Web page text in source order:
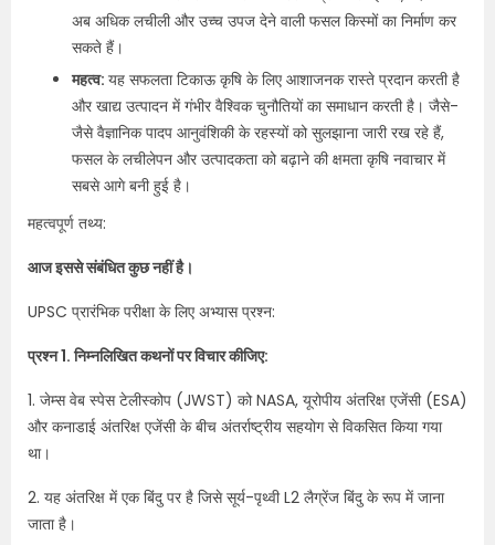
अब अधिक लचीली और उच्च उपज देने वाली फसल किस्मों का निर्माण कर
सकते हैं।
महत्व: यह सफलता टिकाऊ कृषि के लिए आशाजनक रास्ते प्रदान करती है
और खाद्य उत्पादन में गंभीर वैश्विक चुनौतियों का समाधान करती है। जैसे-
जैसे वैज्ञानिक पादप आनुवंशिकी के रहस्यों को सुलझाना जारी रख रहे हैं,
फसल के लचीलेपन और उत्पादकता को बढ़ाने की क्षमता कृषि नवाचार में
सबसे आगे बनी हुई है।
महत्वपूर्ण तथ्य:
आज इससे संबंधित कुछ नहीं है।
UPSC प्रारंभिक परीक्षा के लिए अभ्यास प्रश्न:
प्रश्न 1. निम्नलिखित कथनों पर विचार कीजिए:
1. जेम्स वेब स्पेस टेलीस्कोप (JWST) को NASA, यूरोपीय अंतरिक्ष एजेंसी (ESA)
और कनाडाई अंतरिक्ष एजेंसी के बीच अंतर्राष्ट्रीय सहयोग से विकसित किया गया
था।
2. यह अंतरिक्ष में एक बिंदु पर है जिसे सूर्य-पृथ्वी L2 लैग्रेंज बिंदु के रूप में जाना
जाता है।